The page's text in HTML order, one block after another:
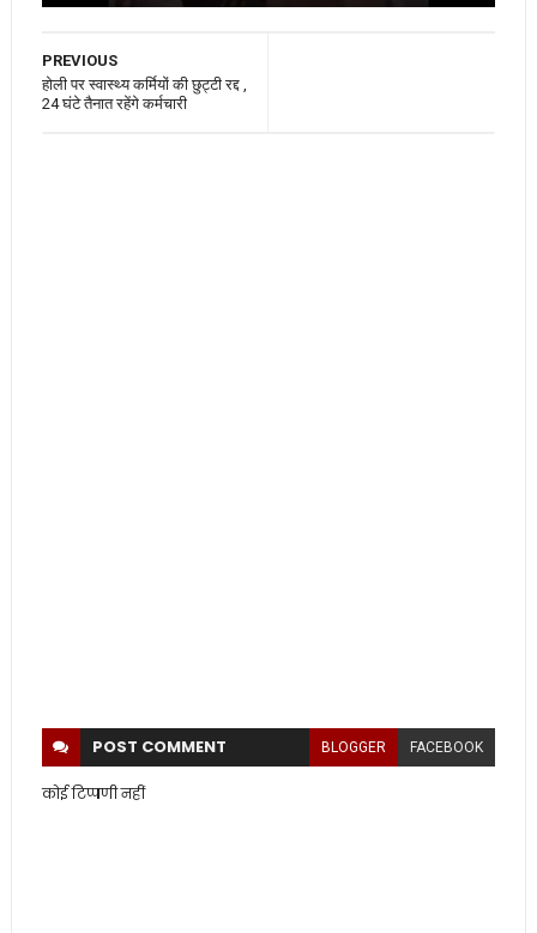
PREVIOUS
होली पर स्वास्थ्य कर्मियों की छुट्टी रद्द ,
24 घंटे तैनात रहेंगे कर्मचारी
POST COMMENT BLOGGER FACEBOOK
कोई टिप्पणी नहीं